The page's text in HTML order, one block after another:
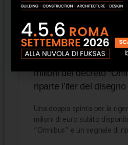
Rigenerazione urbana,
milioni del decreto
riparte l’iter del
Una doppia spinta per la
milioni di euro subito
“Omnibus” e un segnale di